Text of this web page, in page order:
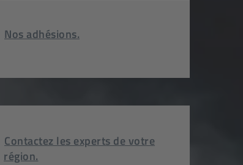
Nos adhésions.
Contactez les experts de votre
région.